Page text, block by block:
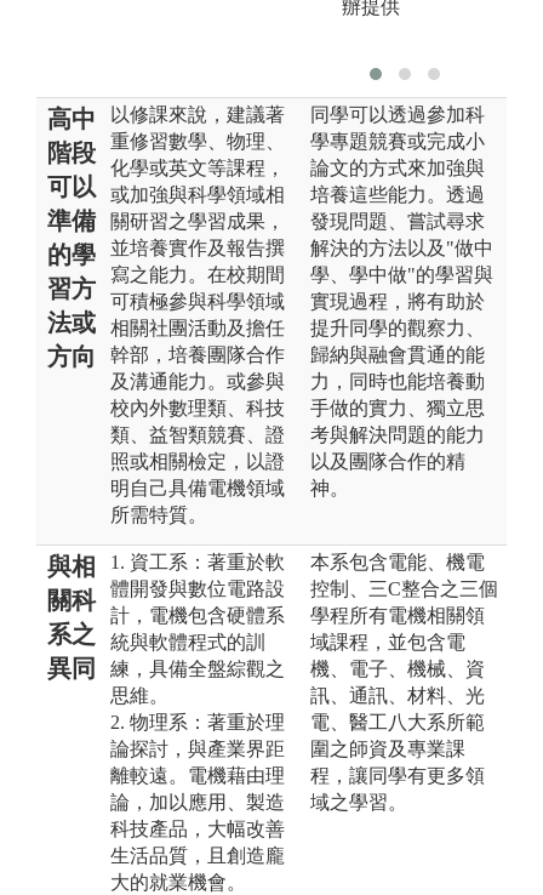
辦提供
高中
階段
可以
準備
的學
習方
法或
方向
以修課來說，建議著
重修習數學、物理、
化學或英文等課程，
或加強與科學領域相
關研習之學習成果，
並培養實作及報告撰
寫之能力。在校期間
可積極參與科學領域
相關社團活動及擔任
幹部，培養團隊合作
及溝通能力。或參與
校內外數理類、科技
類、益智類競賽、證
照或相關檢定，以證
明自己具備電機領域
所需特質。
同學可以透過參加科
學專題競賽或完成小
論文的方式來加強與
培養這些能力。透過
發現問題、嘗試尋求
解決的方法以及"做中
學、學中做"的學習與
實現過程，將有助於
提升同學的觀察力、
歸納與融會貫通的能
力，同時也能培養動
手做的實力、獨立思
考與解決問題的能力
以及團隊合作的精
神。
與相
關科
系之
異同
1. 資工系：著重於軟
體開發與數位電路設
計，電機包含硬體系
統與軟體程式的訓
練，具備全盤綜觀之
思維。
2. 物理系：著重於理
論探討，與產業界距
離較遠。電機藉由理
論，加以應用、製造
科技產品，大幅改善
生活品質，且創造龐
大的就業機會。
本系包含電能、機電
控制、三C整合之三個
學程所有電機相關領
域課程，並包含電
機、電子、機械、資
訊、通訊、材料、光
電、醫工八大系所範
圍之師資及專業課
程，讓同學有更多領
域之學習。